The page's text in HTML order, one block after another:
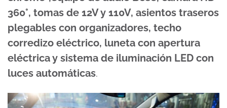
360°, tomas de 12V y 110V, asientos traseros
plegables con organizadores, techo
corredizo eléctrico, luneta con apertura
eléctrica y sistema de iluminación LED con
luces automáticas.